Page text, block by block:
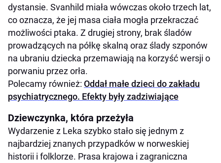
dystansie. Svanhild miała wówczas około trzech lat,
co oznacza, że jej masa ciała mogła przekraczać
możliwości ptaka. Z drugiej strony, brak śladów
prowadzących na półkę skalną oraz ślady szponów
na ubraniu dziecka przemawiają na korzyść wersji o
porwaniu przez orła.
Polecamy również: Oddał małe dzieci do zakładu
psychiatrycznego. Efekty były zadziwiające
Dziewczynka, która przeżyła
Wydarzenie z Leka szybko stało się jednym z
najbardziej znanych przypadków w norweskiej
historii i folklorze. Prasa krajowa i zagraniczna